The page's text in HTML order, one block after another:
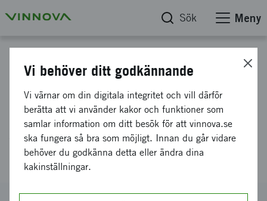
Sök Meny
Resilient och resurseffektiv
additiv tillverkning av
stora/avancerade produkter
(RES2AM)
Vi behöver ditt godkännande
Vi värnar om din digitala integritet och vill därför
berätta att vi använder kakor och funktioner som
samlar information om ditt besök för att vinnova.se
ska fungera så bra som möjligt. Innan du går vidare
behöver du godkänna detta eller ändra dina
kakinställningar.